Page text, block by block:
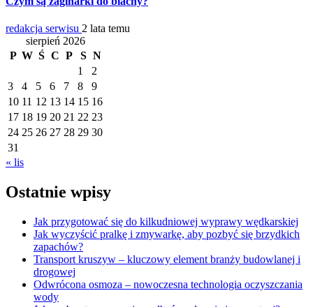
redakcja serwisu 2 lata temu
sierpień 2026
P W Ś C P S N
1
2
3
4 5 6 7 8
9
10 11 12 13 14 15 16
17 18 19 20 21 22 23
24 25 26 27 28 29 30
31
« lis
Ostatnie wpisy
Jak przygotować się do kilkudniowej wyprawy wędkarskiej
Jak wyczyścić pralkę i zmywarkę, aby pozbyć się brzydkich
zapachów?
Transport kruszyw – kluczowy element branży budowlanej i
drogowej
Odwrócona osmoza – nowoczesna technologia oczyszczania
wody